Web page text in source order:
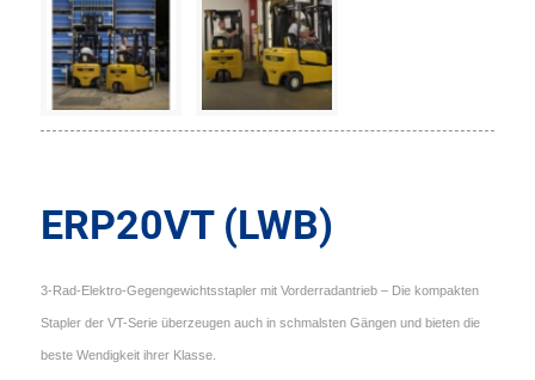
ERP20VT (LWB)
3-Rad-Elektro-Gegengewichtsstapler mit Vorderradantrieb – Die kompakten
Stapler der VT-Serie überzeugen auch in schmalsten Gängen und bieten die
beste Wendigkeit ihrer Klasse.